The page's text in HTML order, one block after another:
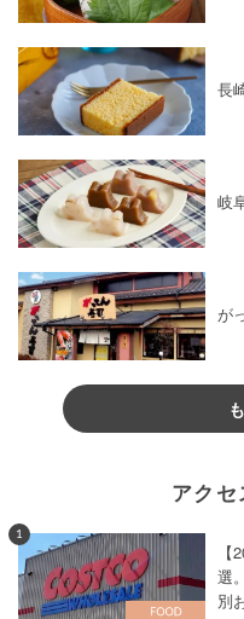
長
岐
が
アク
1
選
別